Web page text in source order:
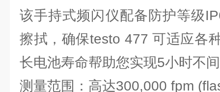
该手持式频闪仪配备防护等级
擦拭，确保testo 477 可适应各
长电池寿命帮助您实现5小时不
测量范围：高达300,000 fpm